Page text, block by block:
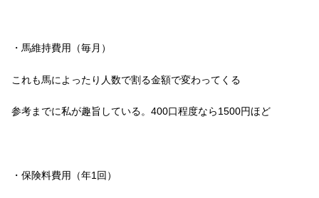
・馬維持費用（毎月）
これも馬によったり人数で割る金額で変わってくる
参考までに私が趣旨している。400口程度なら1500円ほど
・保険料費用（年1回）